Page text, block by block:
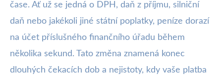
čase. Ať už se jedná o DPH, daň z příjmu, silniční
daň nebo jakékoli jiné státní poplatky, peníze dorazí
na účet příslušného finančního úřadu během
několika sekund. Tato změna znamená konec
dlouhých čekacích dob a nejistoty, kdy vaše platba